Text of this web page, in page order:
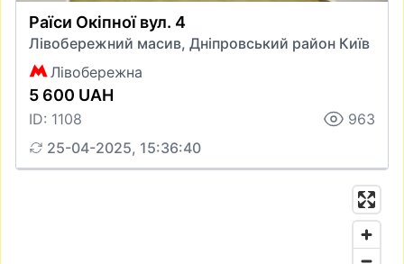
Раїси Окіпної вул. 4
Лівобережний масив, Дніпровський район Київ
Лівобережна
5 600 UAH
ID: 1108
963
25-04-2025, 15:36:40